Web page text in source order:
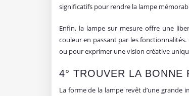
significatifs pour rendre la lampe
Enfin, la lampe sur mesure offre une
couleur en passant par les
ou pour exprimer une vision créative
4° TROUVER LA BONNE
La forme de la lampe revêt d’une grande